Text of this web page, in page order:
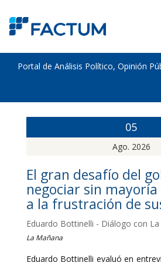
Portal de Análisis Político, Opinión
05
Ago. 2026
El gran desafío del
negociar sin
a la frustración de
Eduardo Bottinelli - Diálogo con
La Mañana
Eduardo Bottinelli evaluó en